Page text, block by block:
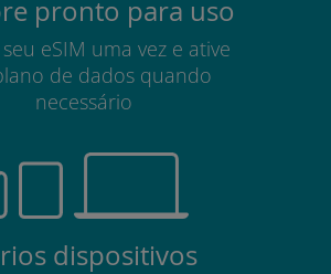
pronto para uso
eSIM uma vez e ative
de dados quando
necessário
dispositivos